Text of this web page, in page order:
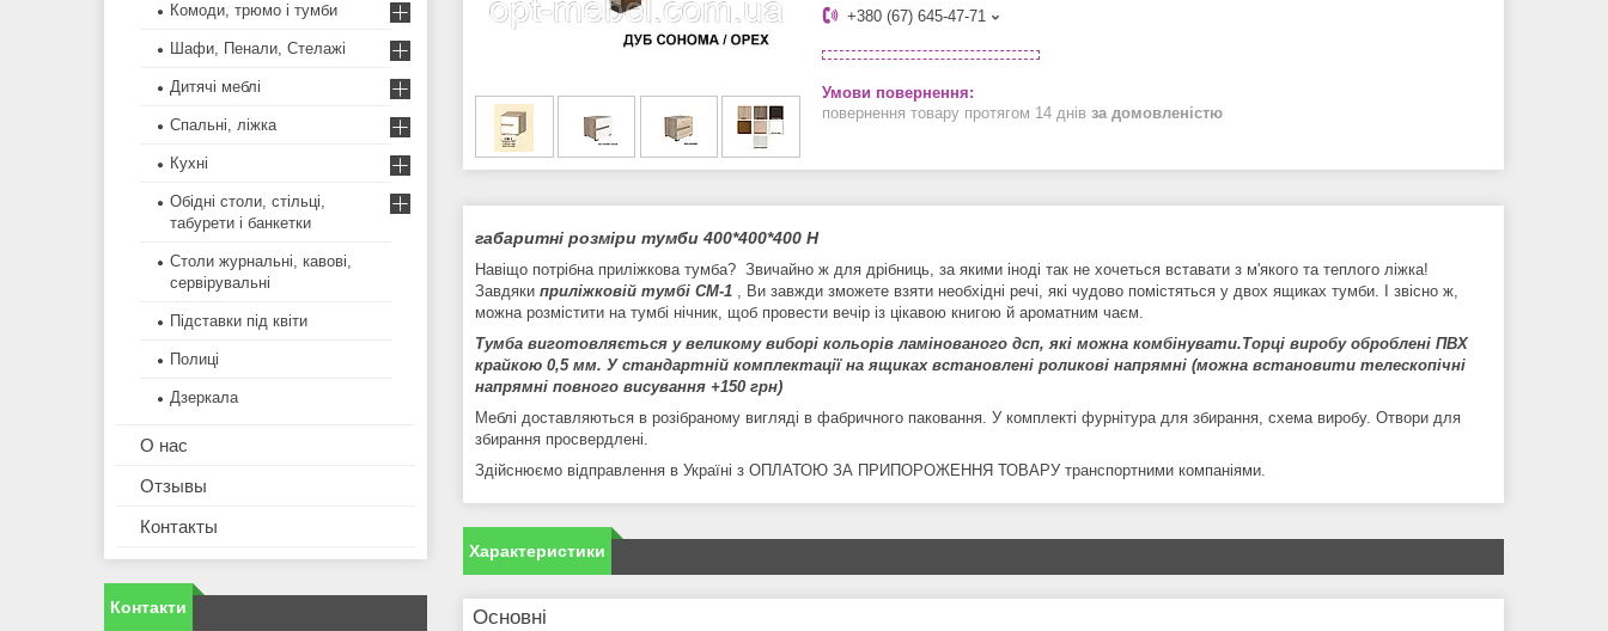
+380 (67) 645-47-71
повернення товару протягом 14 днів за домовленістю
габаритні розміри тумби 400*400*400 Н
Навіщо потрібна приліжкова тумба? Звичайно ж для дрібниць, за якими іноді так не хочеться вставати з м'якого та теплого ліжка!
Завдяки приліжковій тумбі СМ-1 , Ви завжди зможете взяти необхідні речі, які чудово помістяться у двох ящиках тумби. І звісно ж,
можна розмістити на тумбі нічник, щоб провести вечір із цікавою книгою й ароматним чаєм.
Тумба виготовляється у великому виборі кольорів ламінованого дсп, які можна комбінувати.Торці виробу оброблені ПВХ
крайкою 0,5 мм. У стандартній комплектації на ящиках встановлені роликові напрямні (можна встановити телескопічні
напрямні повного висування +150 грн)
Меблі доставляються в розібраному вигляді в фабричного паковання. У комплекті фурнітура для збирання, схема виробу. Отвори для
збирання просвердлені.
Здійснюємо відправлення в Україні з ОПЛАТОЮ ЗА ПРИПОРОЖЕННЯ ТОВАРУ транспортними компаніями.
Характеристики
Основні
Комоди, трюмо і тумби
Шафи, Пенали, Стелажі
Дитячі меблі
Спальні, ліжка
Кухні
Обідні столи, стільці,
табурети і банкетки
Столи журнальні, кавові,
сервірувальні
Підставки під квіти
Полиці
Дзеркала
О нас
Отзывы
Контакты
Контакти